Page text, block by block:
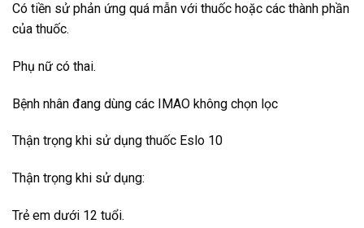
Có tiền sử phản ứng quá mẫn với thuốc hoặc các thành phần
của thuốc.
Phụ nữ có thai.
Bệnh nhân đang dùng các IMAO không chọn lọc
Thận trọng khi sử dụng thuốc Eslo 10
Thận trọng khi sử dụng:
Trẻ em dưới 12 tuổi.